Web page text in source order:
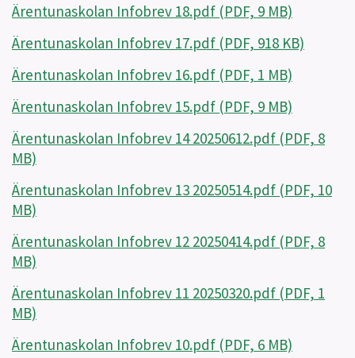
Ärentunaskolan Infobrev 18.pdf (PDF, 9 MB)
Ärentunaskolan Infobrev 17.pdf (PDF, 918 KB)
Ärentunaskolan Infobrev 16.pdf (PDF, 1 MB)
Ärentunaskolan Infobrev 15.pdf (PDF, 9 MB)
Ärentunaskolan Infobrev 14 20250612.pdf (PDF, 8
MB)
Ärentunaskolan Infobrev 13 20250514.pdf (PDF, 10
MB)
Ärentunaskolan Infobrev 12 20250414.pdf (PDF, 8
MB)
Ärentunaskolan Infobrev 11 20250320.pdf (PDF, 1
MB)
Ärentunaskolan Infobrev 10.pdf (PDF, 6 MB)